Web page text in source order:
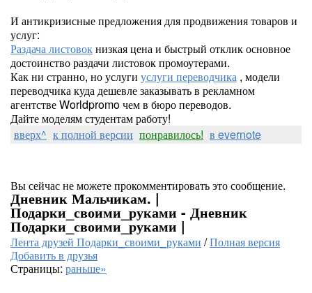
И антикризисные предложения для продвижения товаров и
услуг:
Раздача листовокнизкая цена и быстрый отклик основное
достоинство раздачи листовок промоутерами.
Как ни странно, но услуги услуги переводчика , модели
переводчика куда дешевле заказывать в рекламном
агентстве Worldpromo чем в бюро переводов.
Дайте моделям студентам работу!
вверх^ к полной версии понравилось! в evernote
Вы сейчас не можете прокомментировать это сообщение.
Дневник Мальчикам. |
Подарки_своими_руками - Дневник
Подарки_своими_руками |
Лента друзей Подарки_своими_руками /Полная версия
Добавить в друзья
Страницы: раньше»